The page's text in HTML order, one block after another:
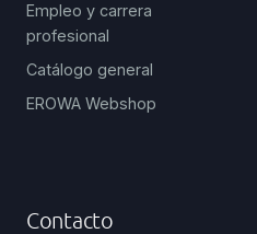
Empleo y carrera
profesional
Catálogo general
EROWA Webshop
Contacto